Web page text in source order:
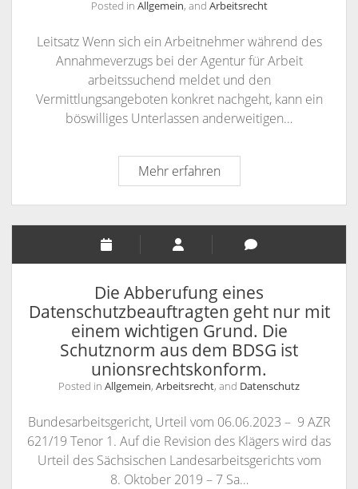
–
Urteil
vom
17.
November
–
V
Posted in Allgemein, and Arbeitsrecht
Leitsatz Wenn sich ein Arbeitnehmer während des
Annahmeverzugs bei der Agentur für Arbeit
arbeitssuchend meldet und den
Vermittlungsangeboten konkret nachgeht, kann ein
böswilliges Unterlassen anderweitigen…
Mehr erfahrenLArbG
Berlin
Brandenburg
–
Urteil
vom
27.07.2023
–
10
Sa
871/21
–
Erwerb
–
böswilliges
Unterlassen
Die Abberufung eines
Datenschutzbeauftragten geht nur mit
einem wichtigen Grund. Die
Schutznorm aus dem BDSG ist
unionsrechtskonform.
Posted in Allgemein, Arbeitsrecht, and Datenschutz
Bundesarbeitsgericht, Urteil vom 06.06.2023 – 9 AZR
621/19 Tenor 1. Auf die Revision des Klägers wird das
Urteil des Sächsischen Landesarbeitsgerichts vom
8. Oktober 2019 – 7 Sa…